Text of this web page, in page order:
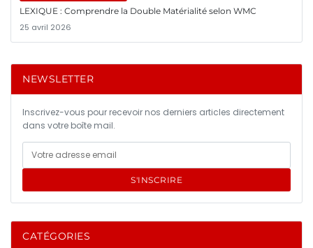
LEXIQUE : Comprendre la Double Matérialité selon WMC
25 avril 2026
NEWSLETTER
Inscrivez-vous pour recevoir nos derniers articles directement
dans votre boîte mail.
S'INSCRIRE
CATÉGORIES